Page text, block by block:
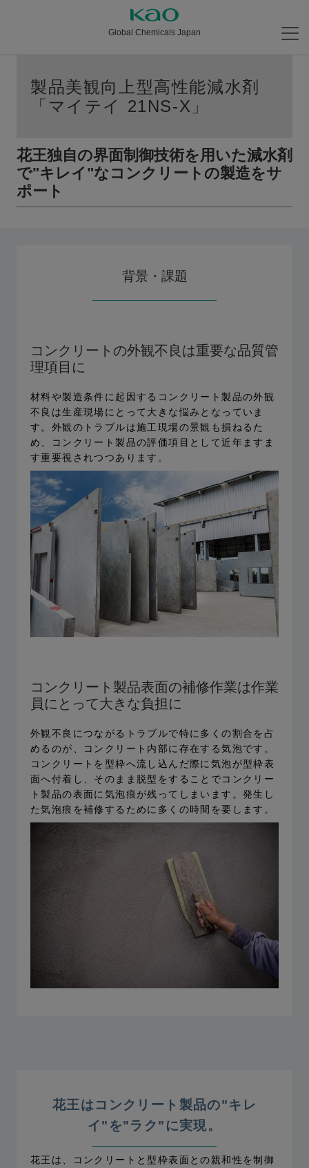
Global Chemicals Japan
製品美観向上型高性能減水剤
「マイテイ 21NS-X」
花王独自の界面制御技術を用いた減水剤
で"キレイ"なコンクリートの製造をサ
ポート
背景・課題
コンクリートの外観不良は重要な品質管
理項目に
材料や製造条件に起因するコンクリート製品の外観
不良は生産現場にとって大きな悩みとなっていま
す。外観のトラブルは施工現場の景観も損ねるた
め、コンクリート製品の評価項目として近年ますま
す重要視されつつあります。
コンクリート製品表面の補修作業は作業
員にとって大きな負担に
外観不良につながるトラブルで特に多くの割合を占
めるのが、コンクリート内部に存在する気泡です。
コンクリートを型枠へ流し込んだ際に気泡が型枠表
面へ付着し、そのまま脱型をすることでコンクリー
ト製品の表面に気泡痕が残ってしまいます。発生し
た気泡痕を補修するために多くの時間を要します。
花王はコンクリート製品の"キレ
イ"を"ラク"に実現。
花王は、コンクリートと型枠表面との親和性を制御